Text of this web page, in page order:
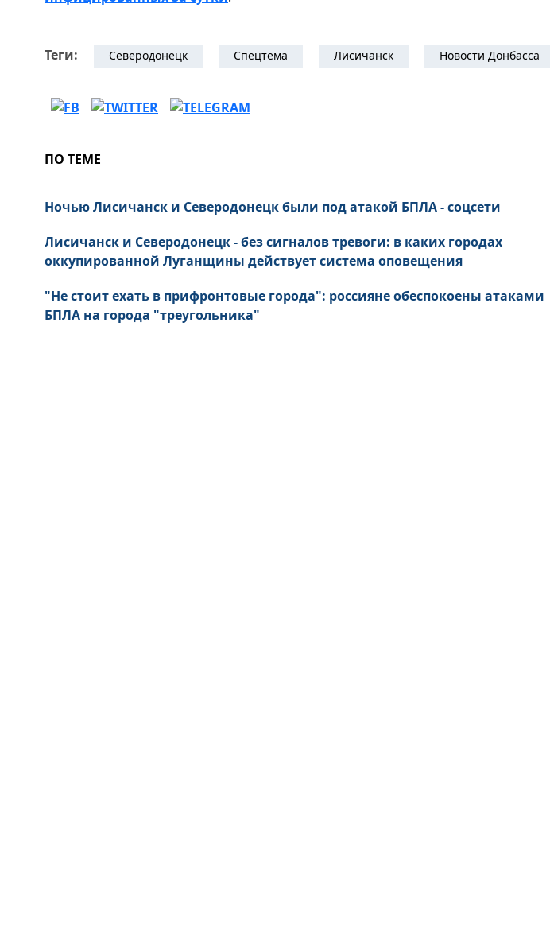
Теги: Северодонецк Спецтема Лисичанск Новости Донбасса
ПО ТЕМЕ
Ночью Лисичанск и Северодонецк были под атакой БПЛА - соцсети
Лисичанск и Северодонецк - без сигналов тревоги: в каких городах
оккупированной Луганщины действует система оповещения
"Не стоит ехать в прифронтовые города": россияне обеспокоены атаками
БПЛА на города "треугольника"